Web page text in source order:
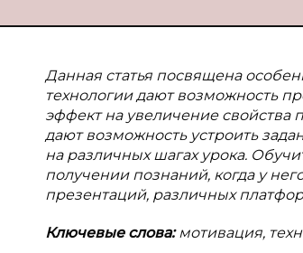
Данная статья посвящена
технологии дают возможность
эффект на увеличение свойства
дают возможность устроить
на различных шагах урока.
получении познаний, когда у
презентаций, различных
Ключевые слова:мотивация,